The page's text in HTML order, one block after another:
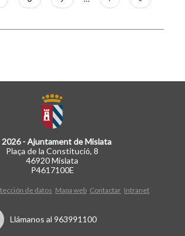
página
página
- Ajuntament de Mislata
Plaça de la Constitució, 8
46920 Mislata
P4617100E
de datos Mapa web Contactar Intranet
Llámanos al 963991100